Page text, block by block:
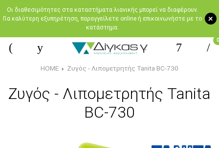
+
Oι διαθεσιμότητες στα καταστήματα λιανικής μπορεί να διαφέρουν.
Για καλύτερη εξυπηρέτηση, παραγγείλετε online ή επικοινωνήστε με το
κατάστημα.
0
HOME Ζυγός - Λιπομετρητής Tanita BC-730
Ζυγός - Λιπομετρητής Tanita
BC-730